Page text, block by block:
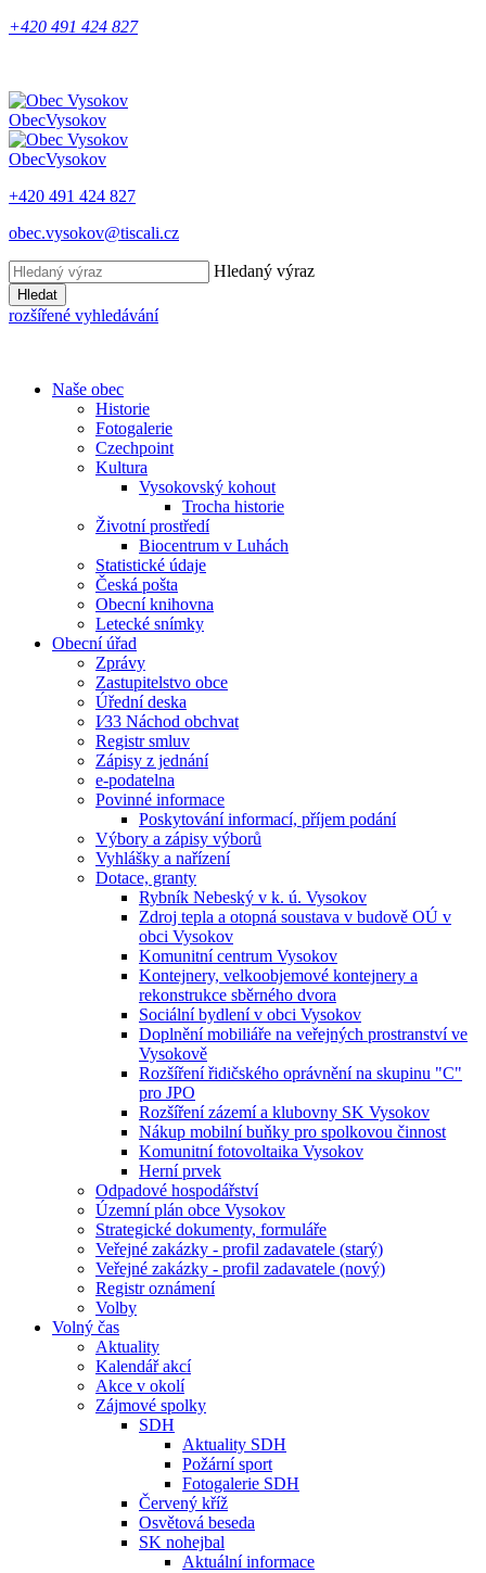
+420 491 424 827
ObecVysokov
ObecVysokov
+420 491 424 827
obec.vysokov@tiscali.cz
Hledaný výraz
Hledat
rozšířené vyhledávání
Naše obec
Historie
Fotogalerie
Czechpoint
Kultura
Vysokovský kohout
Trocha historie
Životní prostředí
Biocentrum v Luhách
Statistické údaje
Česká pošta
Obecní knihovna
Letecké snímky
Obecní úřad
Zprávy
Zastupitelstvo obce
Úřední deska
I⁄33 Náchod obchvat
Registr smluv
Zápisy z jednání
e-podatelna
Povinné informace
Poskytování informací, příjem podání
Výbory a zápisy výborů
Vyhlášky a nařízení
Dotace, granty
Rybník Nebeský v k. ú. Vysokov
Zdroj tepla a otopná soustava v budově OÚ v
obci Vysokov
Komunitní centrum Vysokov
Kontejnery, velkoobjemové kontejnery a
rekonstrukce sběrného dvora
Sociální bydlení v obci Vysokov
Doplnění mobiliáře na veřejných prostranství ve
Vysokově
Rozšíření řidičského oprávnění na skupinu "C"
pro JPO
Rozšíření zázemí a klubovny SK Vysokov
Nákup mobilní buňky pro spolkovou činnost
Komunitní fotovoltaika Vysokov
Herní prvek
Odpadové hospodářství
Územní plán obce Vysokov
Strategické dokumenty, formuláře
Veřejné zakázky - profil zadavatele (starý)
Veřejné zakázky - profil zadavatele (nový)
Registr oznámení
Volby
Volný čas
Aktuality
Kalendář akcí
Akce v okolí
Zájmové spolky
SDH
Aktuality SDH
Požární sport
Fotogalerie SDH
Červený kříž
Osvětová beseda
SK nohejbal
Aktuální informace